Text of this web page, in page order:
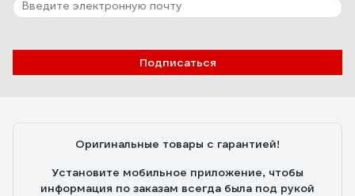
Подписаться
Оригинальные товары с гарантией!
Установите мобильное приложение, чтобы
информация по заказам всегда была под рукой